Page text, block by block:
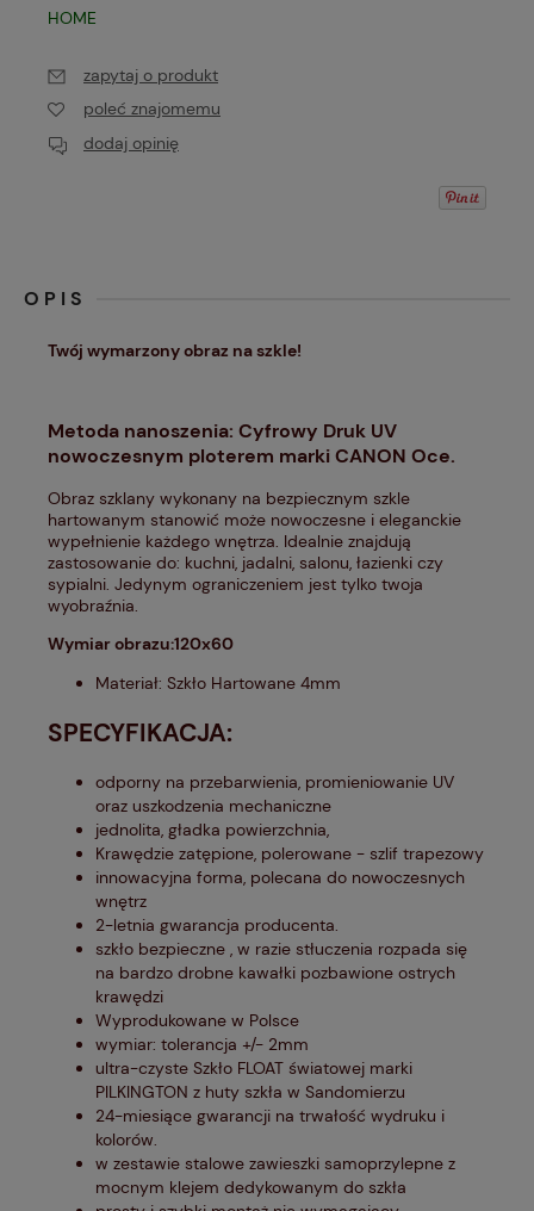
HOME
zapytaj o produkt
poleć znajomemu
dodaj opinię
OPIS
Twój wymarzony obraz na szkle!
Metoda nanoszenia: Cyfrowy Druk UV
nowoczesnym ploterem marki CANON Oce.
Obraz szklany wykonany na bezpiecznym szkle
hartowanym stanowić może nowoczesne i eleganckie
wypełnienie każdego wnętrza. Idealnie znajdują
zastosowanie do: kuchni, jadalni, salonu, łazienki czy
sypialni. Jedynym ograniczeniem jest tylko twoja
wyobraźnia.
Wymiar obrazu:120x60
Materiał: Szkło Hartowane 4mm
SPECYFIKACJA:
odporny na przebarwienia, promieniowanie UV
oraz uszkodzenia mechaniczne
jednolita, gładka powierzchnia,
Krawędzie zatępione, polerowane - szlif trapezowy
innowacyjna forma, polecana do nowoczesnych
wnętrz
2-letnia gwarancja producenta.
szkło bezpieczne , w razie stłuczenia rozpada się
na bardzo drobne kawałki pozbawione ostrych
krawędzi
Wyprodukowane w Polsce
wymiar: tolerancja +/- 2mm
ultra-czyste Szkło FLOAT światowej marki
PILKINGTON z huty szkła w Sandomierzu
24-miesiące gwarancji na trwałość wydruku i
kolorów.
w zestawie stalowe zawieszki samoprzylepne z
mocnym klejem dedykowanym do szkła